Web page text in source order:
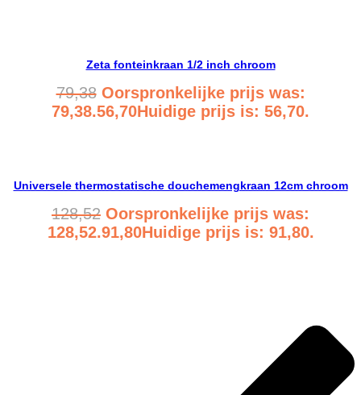
Zeta fonteinkraan 1/2 inch chroom
79,38 Oorspronkelijke prijs was:
79,38.56,70Huidige prijs is: 56,70.
Universele thermostatische douchemengkraan 12cm chroom
128,52 Oorspronkelijke prijs was:
128,52.91,80Huidige prijs is: 91,80.